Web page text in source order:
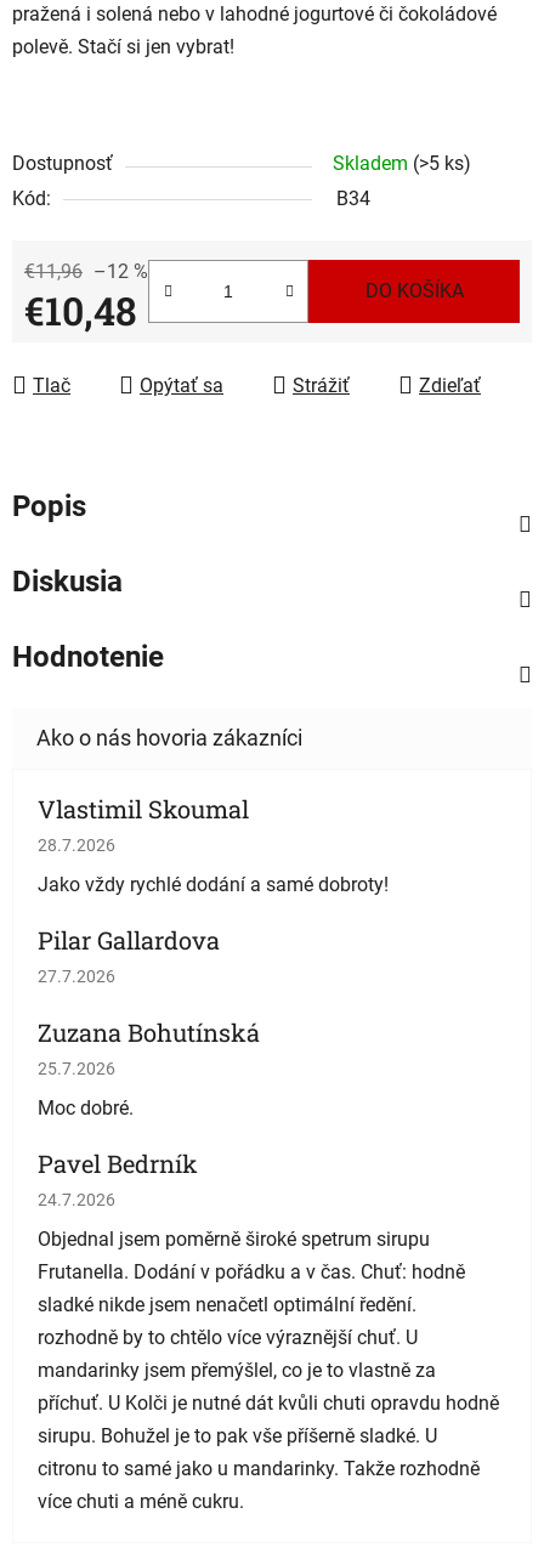
pražená i solená nebo v lahodné jogurtové či čokoládové
polevě. Stačí si jen vybrat!
Dostupnosť Skladem (>5 ks)
Kód:
B34
€11,96 –12 %
€10,48 DO KOŠÍKA
Tlač Opýtať sa Strážiť Zdieľať
Popis
Diskusia
Hodnotenie
Vlastimil Skoumal
Hodnotenie obchodu je 5 z 5 hviezdičiek.
28.7.2026
Jako vždy rychlé dodání a samé dobroty!
Pilar Gallardova
Hodnotenie obchodu je 5 z 5 hviezdičiek.
27.7.2026
Zuzana Bohutínská
Hodnotenie obchodu je 5 z 5 hviezdičiek.
25.7.2026
Moc dobré.
Pavel Bedrník
Hodnotenie obchodu je 5 z 5 hviezdičiek.
24.7.2026
Objednal jsem poměrně široké spetrum sirupu
Frutanella. Dodání v pořádku a v čas. Chuť: hodně
sladké nikde jsem nenačetl optimální ředění.
rozhodně by to chtělo více výraznější chuť. U
mandarinky jsem přemýšlel, co je to vlastně za
příchuť. U Kolči je nutné dát kvůli chuti opravdu hodně
sirupu. Bohužel je to pak vše příšerně sladké. U
citronu to samé jako u mandarinky. Takže rozhodně
více chuti a méně cukru.